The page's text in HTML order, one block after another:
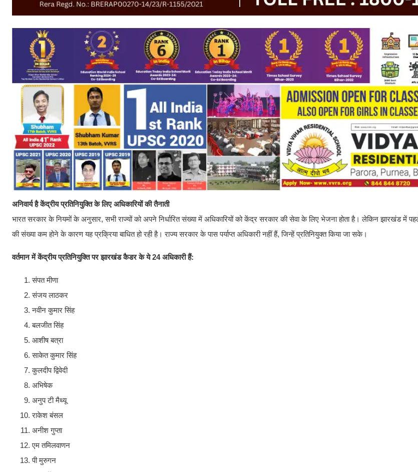
अनिवार्य है केंद्रीय प्रतिनियुक्ति के लिए अधिकारियों की तैनाती
भारत सरकार के नियमों के अनुसार, सभी राज्यों को अपने निर्धारित संख्या में अधिकारियों को केंद्र सरकार की सेवा के लिए भेजना होता है। लेकिन झारखंड में
की संख्या कम होने के कारण यह प्रक्रिया बाधित हो रही है। राज्य सरकार के पास पर्याप्त अधिकारी नहीं हैं, जिन्हें प्रतिनियुक्त किया जा सके।
वर्तमान में केंद्रीय प्रतिनियुक्ति पर झारखंड कैडर के ये 24 अधिकारी हैं:
संपत मीणा
संजय लाठकर
नवीन कुमार सिंह
बलजीत सिंह
आशीष बत्रा
साकेत कुमार सिंह
कुलदीप द्विवेदी
अभिषेक
अनुप टी मैथ्यू
राकेश बंसल
अनीश गुप्ता
एम तमिलवाणन
पी मुरुगन